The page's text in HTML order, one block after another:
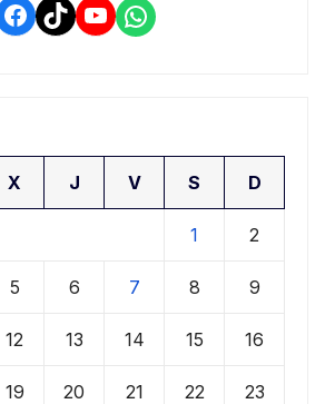
Facebook
TikTokYouTube
WhatsApp
X J V S D
1 2
5 6 7 8 9
12 13 14 15 16
19 20 21 22 23